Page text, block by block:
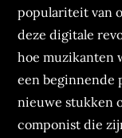
populariteit van
deze digitale
hoe muzikanten
een beginnende
nieuwe stukken
componist die